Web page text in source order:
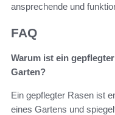
ansprechende und
FAQ
Warum ist ein
Garten?
Ein gepflegter Rasen ist
eines Gartens und